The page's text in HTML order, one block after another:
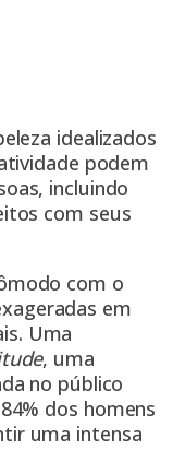
idealizados
podem
incluindo
com seus
com o
em
Uma
, uma
no público
dos homens
uma intensa